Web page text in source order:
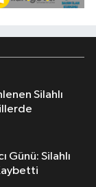
Günü: Silahlı